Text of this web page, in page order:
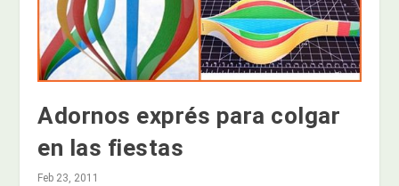
Adornos exprés para colgar
en las fiestas
Feb 23, 2011